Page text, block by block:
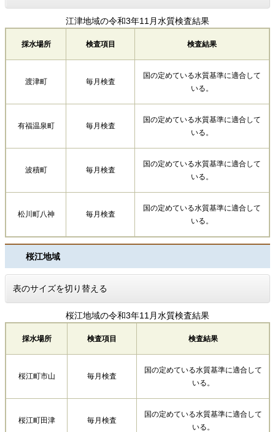
江津地域の令和3年11月水質検査結果
採水場所 検査項目 検査結果
渡津町 毎月検査
国の定めている水質基準に適合して
いる。
有福温泉町 毎月検査
国の定めている水質基準に適合して
いる。
波積町 毎月検査
国の定めている水質基準に適合して
いる。
松川町八神 毎月検査
国の定めている水質基準に適合して
いる。
桜江地域
表のサイズを切り替える
桜江地域の令和3年11月水質検査結果
採水場所 検査項目 検査結果
桜江町市山 毎月検査
国の定めている水質基準に適合して
いる。
桜江町田津 毎月検査
国の定めている水質基準に適合して
いる。